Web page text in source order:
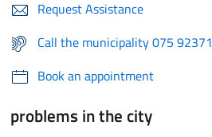
Request Assistance
Call the municipality 075 92371
Book an appointment
problems in the city